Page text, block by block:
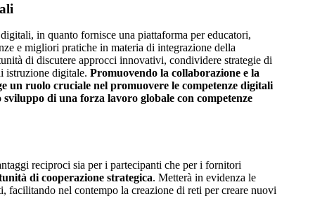
in quanto fornisce una piattaforma per educatori,
e migliori pratiche in materia di integrazione della
di discutere approcci innovativi, condividere strategie di
istruzione digitale. Promuovendo la collaborazione e la
un ruolo cruciale nel promuovere le competenze digitali
di una forza lavoro globale con competenze
reciproci sia per i partecipanti che per i fornitori
di cooperazione strategica. Metterà in evidenza le
nel contempo la creazione di reti per creare nuovi